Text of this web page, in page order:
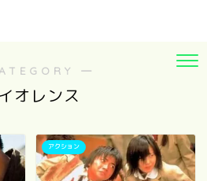
―
オレンス
アクション